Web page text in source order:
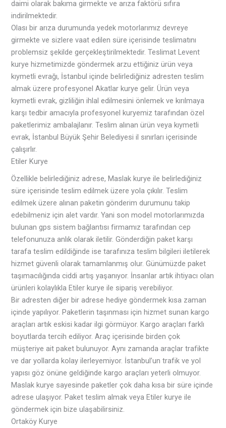
daimi olarak bakıma girmekte ve arıza faktörü sıfıra
indirilmektedir.
Olası bir arıza durumunda yedek motorlarımız devreye
girmekte ve sizlere vaat edilen süre içerisinde teslimatını
problemsiz şekilde gerçekleştirilmektedir. Teslimat Levent
kurye hizmetimizde göndermek arzu ettiğiniz ürün veya
kıymetli evrağı, İstanbul içinde belirlediğiniz adresten teslim
almak üzere profesyonel Akatlar kurye gelir. Ürün veya
kıymetli evrak, gizliliğin ihlal edilmesini önlemek ve kırılmaya
karşı tedbir amacıyla profesyonel kuryemiz tarafından özel
paketlerimiz ambalajlanır. Teslim alınan ürün veya kıymetli
evrak, İstanbul Büyük Şehir Belediyesi il sınırları içerisinde
çalışırlır.
Etiler Kurye
Özellikle belirlediğiniz adrese, Maslak kurye ile belirlediğiniz
süre içerisinde teslim edilmek üzere yola çıkılır. Teslim
edilmek üzere alınan paketin gönderim durumunu takip
edebilmeniz için alet vardır. Yani son model motorlarımızda
bulunan gps sistem bağlantısı firmamız tarafından cep
telefonunuza anlık olarak iletilir. Gönderdiğin paket karşı
tarafa teslim edildiğinde ise tarafınıza teslim bilgileri iletilerek
hizmet güvenli olarak tamamlanmış olur. Günümüzde paket
taşımacılığında ciddi artış yaşanıyor. İnsanlar artık ihtiyacı olan
ürünleri kolaylıkla Etiler kurye ile sipariş verebiliyor.
Bir adresten diğer bir adrese hediye göndermek kısa zaman
içinde yapılıyor. Paketlerin taşınması için hizmet sunan kargo
araçları artık eskisi kadar ilgi görmüyor. Kargo araçları farklı
boyutlarda tercih ediliyor. Araç içerisinde birden çok
müşteriye ait paket bulunuyor. Aynı zamanda araçlar trafikte
ve dar yollarda kolay ilerleyemiyor. İstanbul’un trafik ve yol
yapısı göz önüne geldiğinde kargo araçları yeterli olmuyor.
Maslak kurye sayesinde paketler çok daha kısa bir süre içinde
adrese ulaşıyor. Paket teslim almak veya Etiler kurye ile
göndermek için bize ulaşabilirsiniz.
Ortaköy Kurye